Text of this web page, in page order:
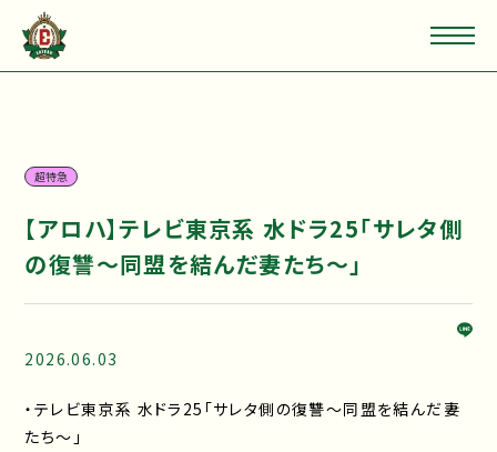
超特急
【アロハ】テレビ東京系 水ドラ25「サレタ側
の復讐～同盟を結んだ妻たち～」
2026.06.03
・テレビ東京系 水ドラ25「サレタ側の復讐～同盟を結んだ妻
たち～」